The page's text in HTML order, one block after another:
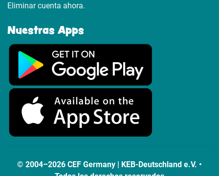
Eliminar cuenta ahora.
Nuestras Apps
© 2004–2026 CEF Germany | KEB-Deutschland e.V. •